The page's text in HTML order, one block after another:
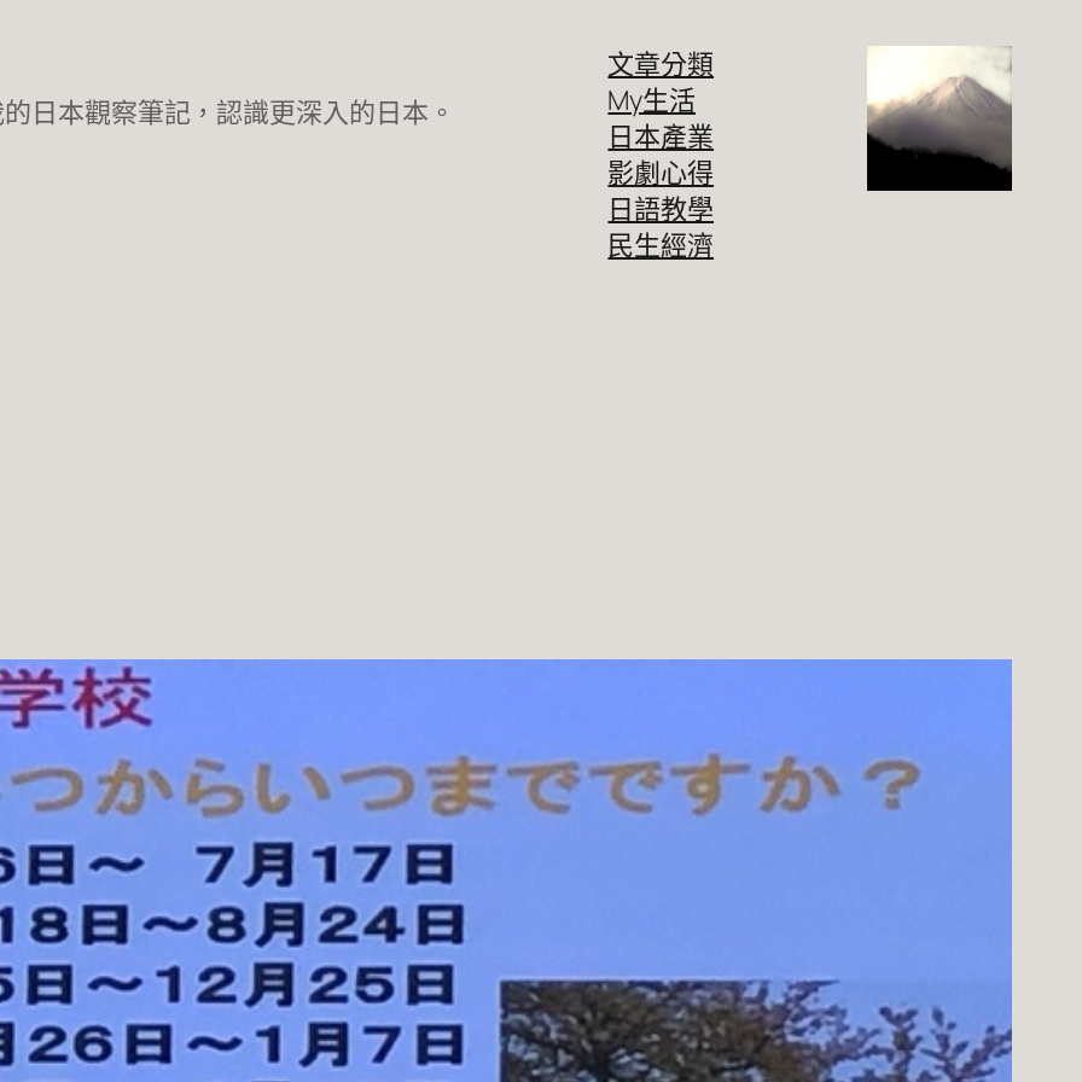
日本觀察筆記，認識更深入的日本。
文章分類
My生活
日本產業
影劇心得
日語教學
民生經濟